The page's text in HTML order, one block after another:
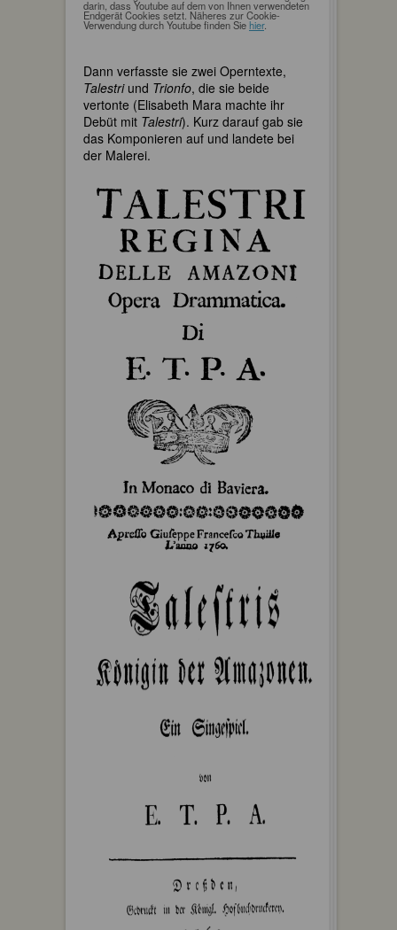
darin, dass Youtube auf dem von Ihnen verwendeten
Endgerät Cookies setzt. Näheres zur Cookie-
Verwendung durch Youtube finden Siehier.
Dann verfasste sie zwei Operntexte,
Talestriund Trionfo, die sie beide
vertonte (Elisabeth Mara machte ihr
Debüt mit Talestri). Kurz darauf gab sie
das Komponieren auf und landete bei
der Malerei.